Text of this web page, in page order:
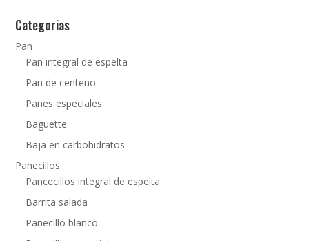
Categorias
Pan
Pan integral de espelta
Pan de centeno
Panes especiales
Baguette
Baja en carbohidratos
Panecillos
Pancecillos integral de espelta
Barrita salada
Panecillo blanco